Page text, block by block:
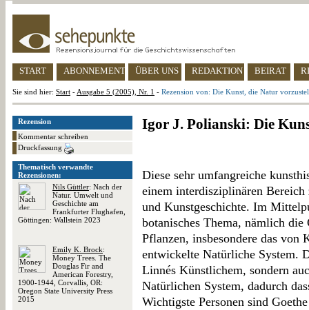
START ABONNEMENT ÜBER UNS REDAKTION BEIRAT
Sie sind hier: Start - Ausgabe 5 (2005), Nr. 1 - Rezension von: Die Kunst, die Natur
Rezension
Kommentar schreiben
Druckfassung
Thematisch verwandte
Rezensionen:
Nils Güttler: Nach der
Natur. Umwelt und
Geschichte am
Frankfurter Flughafen,
Göttingen: Wallstein 2023
Emily K. Brock:
Money Trees. The
Douglas Fir and
American Forestry,
1900-1944, Corvallis, OR:
Oregon State University Press
2015
Igor J. Polianski: Die
Diese sehr umfangreiche
einem interdisziplinären
und Kunstgeschichte. Im
botanisches Thema, nämlich
Pflanzen, insbesondere das von
entwickelte Natürliche System.
Linnés Künstlichem, sondern
Natürlichen System, dadurch
Wichtigste Personen sind